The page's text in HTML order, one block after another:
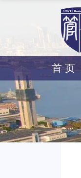
首 页